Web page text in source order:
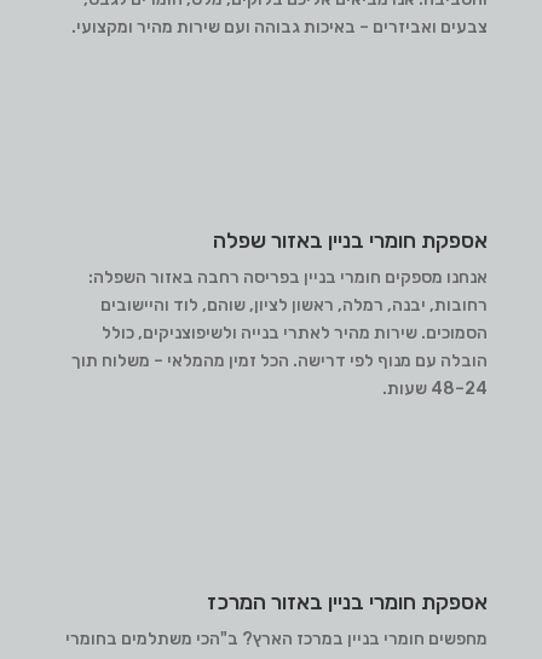
צבעים ואביזרים – באיכות גבוהה ועם שירות מהיר ומקצועי.
אספקת חומרי בניין באזור שפלה
אנחנו מספקים חומרי בניין בפריסה רחבה באזור השפלה:
רחובות, יבנה, רמלה, ראשון לציון, שוהם, לוד והיישובים
הסמוכים. שירות מהיר לאתרי בנייה ולשיפוצניקים, כולל
הובלה עם מנוף לפי דרישה. הכל זמין מהמלאי – משלוח תוך
24–48 שעות.
אספקת חומרי בניין באזור המרכז
מחפשים חומרי בניין במרכז הארץ? ב"הכי משתלמים בחומרי